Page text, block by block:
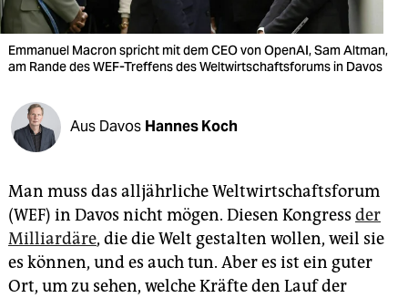
verlag
veranstaltungen
shop
fragen & hilfe
unterstützen
abo
genossenschaft
epaper login
Emmanuel Macron spricht mit dem CEO von OpenAI, Sam Altman,
am Rande des WEF-Treffens des Weltwirtschaftsforums in Davos
Aus Davos Hannes Koch
Man muss das alljährliche Weltwirtschaftsforum
(WEF) in Davos nicht mögen. Diesen Kongress der
Milliardäre, die die Welt gestalten wollen, weil sie
es können, und es auch tun. Aber es ist ein guter
Ort, um zu sehen, welche Kräfte den Lauf der